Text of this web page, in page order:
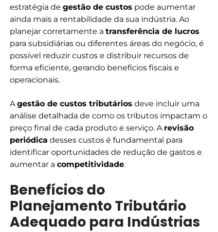
estratégia de gestão de custos pode aumentar
ainda mais a rentabilidade da sua indústria. Ao
planejar corretamente a transferência de lucros
para subsidiárias ou diferentes áreas do negócio, é
possível reduzir custos e distribuir recursos de
forma eficiente, gerando benefícios fiscais e
operacionais.
Agestão de custos tributários deve incluir uma
análise detalhada de como os tributos impactam o
preço final de cada produto e serviço. A revisão
periódica desses custos é fundamental para
identificar oportunidades de redução de gastos e
aumentar a competitividade.
Benefícios do
Planejamento Tributário
Adequado para Indústrias